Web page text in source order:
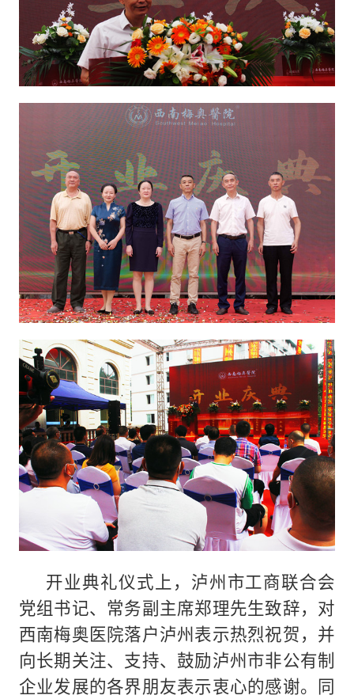
开业典礼仪式上，泸州市工商联合会
党组书记、常务副主席郑理先生致辞，对
西南梅奥医院落户泸州表示热烈祝贺，并
向长期关注、支持、鼓励泸州市非公有制
企业发展的各界朋友表示衷心的感谢。同